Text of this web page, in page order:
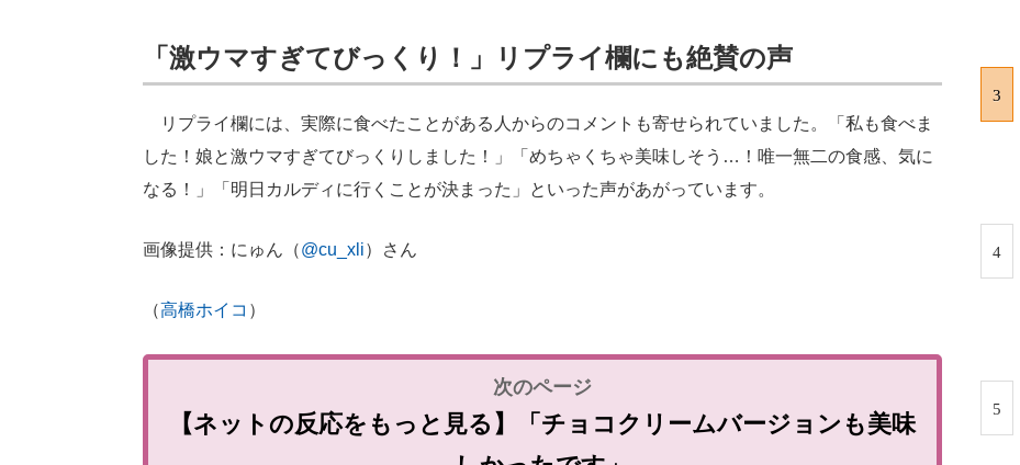
「激ウマすぎてびっくり！」リプライ欄にも絶賛の声
リプライ欄には、実際に食べたことがある人からのコメントも寄せられていました。「私も食べま
した！娘と激ウマすぎてびっくりしました！」「めちゃくちゃ美味しそう…！唯一無二の食感、気に
なる！」「明日カルディに行くことが決まった」といった声があがっています。
画像提供：にゅん（@cu_xli）さん
（高橋ホイコ ）
【ネットの反応をもっと見る】「チョコクリームバージョンも美味
3
4
5